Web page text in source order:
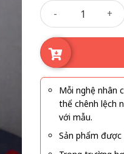
như sinh nhật, kỷ
sống thường
sống hoặc studio,
Sương Mai Tinh
Mỗi nghệ nhân
thể chênh lệch
với mẫu.
Sản phẩm